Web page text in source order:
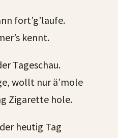
fort’g’laufe.
kennt.
Tageschau.
wollt nur ä’mole
Zigarette hole.
heutig Tag